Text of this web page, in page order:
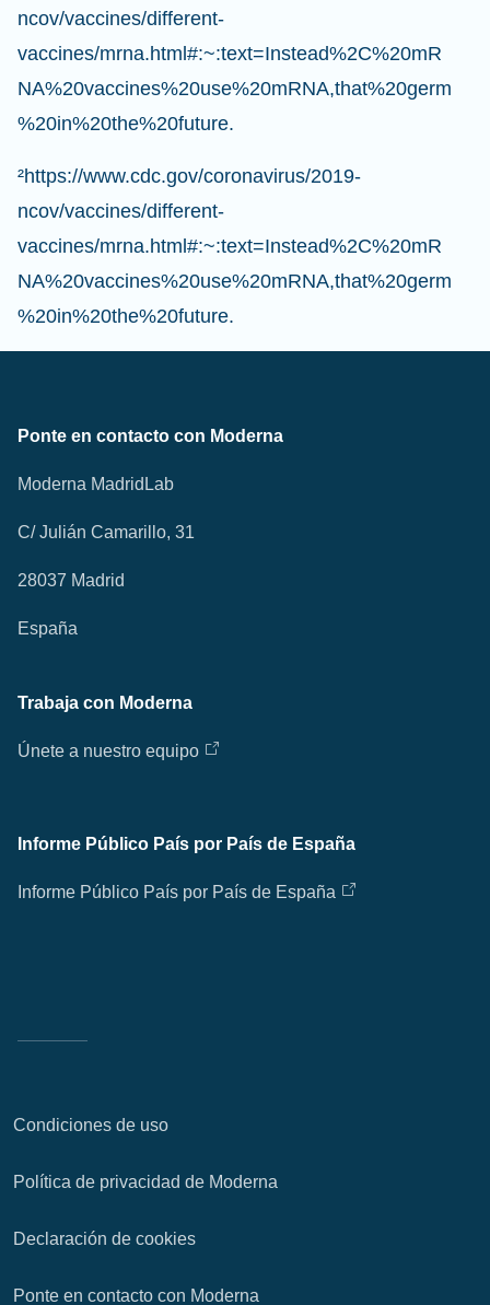
ncov/vaccines/different-
vaccines/mrna.html#:~:text=Instead%2C%20mR
NA%20vaccines%20use%20mRNA,that%20germ
%20in%20the%20future.
²https://www.cdc.gov/coronavirus/2019-
ncov/vaccines/different-
vaccines/mrna.html#:~:text=Instead%2C%20mR
NA%20vaccines%20use%20mRNA,that%20germ
%20in%20the%20future.
Ponte en contacto con Moderna
Moderna MadridLab
C/ Julián Camarillo, 31
28037 Madrid
España
Trabaja con Moderna
Únete a nuestro equipo
Informe Público País por País de España
Informe Público País por País de España
Condiciones de uso
Política de privacidad de Moderna
Declaración de cookies
Ponte en contacto con Moderna